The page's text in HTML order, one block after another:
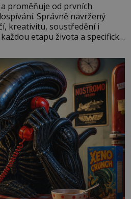
proměňuje od prvních
Správně navržený
kreativitu, soustředění i
etapu života a specifické
by pokoj miminka měl působit
Předškolní věk je